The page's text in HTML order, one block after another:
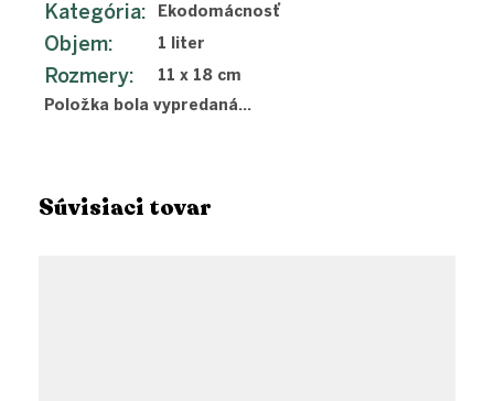
Súvisiaci tovar
Kategória: Ekodomácnosť
Objem: 1 liter
Rozmery:
11 x 18 cm
Položka bola vypredaná…